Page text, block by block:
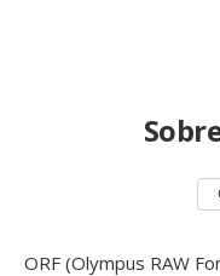
ORF (Olympus RAW